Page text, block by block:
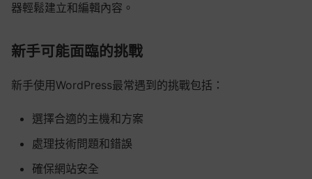
器輕鬆建立和編輯內容。
新手可能面臨的挑戰
新手使用WordPress最常遇到的挑戰包括：
選擇合適的主機和方案
處理技術問題和錯誤
確保網站安全